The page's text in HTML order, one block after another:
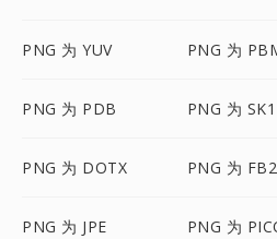
PNG 为 YUV PNG 为
PNG 为 PDB PNG 为 SK1
PNG 为 DOTX PNG 为 FB2
PNG 为 JPE PNG 为